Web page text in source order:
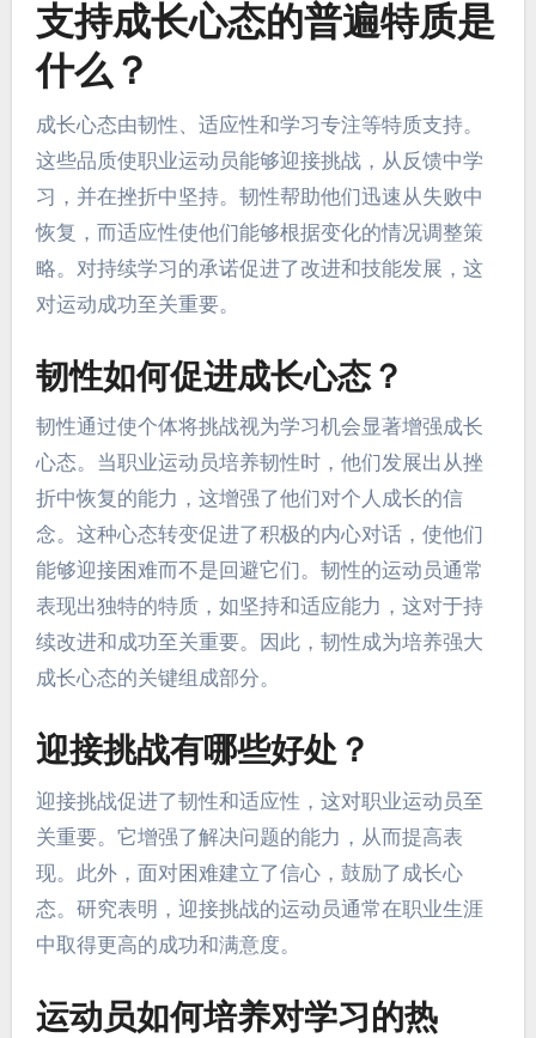
支持成长心态的普遍特质是
什么？
成长心态由韧性、适应性和学习专注等特质支持。
这些品质使职业运动员能够迎接挑战，从反馈中学
习，并在挫折中坚持。韧性帮助他们迅速从失败中
恢复，而适应性使他们能够根据变化的情况调整策
略。对持续学习的承诺促进了改进和技能发展，这
对运动成功至关重要。
韧性如何促进成长心态？
韧性通过使个体将挑战视为学习机会显著增强成长
心态。当职业运动员培养韧性时，他们发展出从挫
折中恢复的能力，这增强了他们对个人成长的信
念。这种心态转变促进了积极的内心对话，使他们
能够迎接困难而不是回避它们。韧性的运动员通常
表现出独特的特质，如坚持和适应能力，这对于持
续改进和成功至关重要。因此，韧性成为培养强大
成长心态的关键组成部分。
迎接挑战有哪些好处？
迎接挑战促进了韧性和适应性，这对职业运动员至
关重要。它增强了解决问题的能力，从而提高表
现。此外，面对困难建立了信心，鼓励了成长心
态。研究表明，迎接挑战的运动员通常在职业生涯
中取得更高的成功和满意度。
运动员如何培养对学习的热